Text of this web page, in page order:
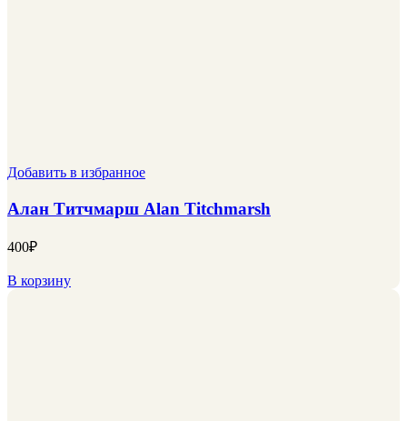
Добавить в избранное
Алан Титчмарш Alan Titchmarsh
400₽
В корзину